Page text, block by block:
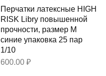
Перчатки латексные HIGH
RISK Libry повышенной
прочности, размер М
синие упаковка 25 пар
1/10
600.00 ₽